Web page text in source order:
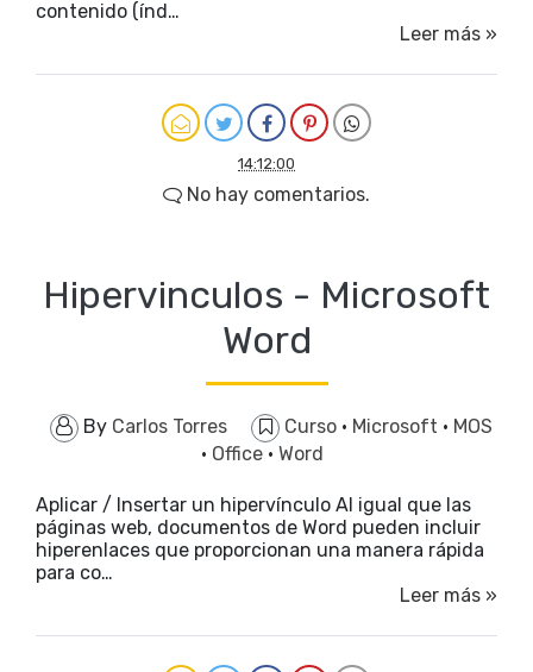
contenido (índ…
Leer más »
14:12:00
No hay comentarios.
Hipervinculos - Microsoft
Word
By Carlos Torres Curso · Microsoft · MOS
· Office · Word
Aplicar / Insertar un hipervínculo Al igual que las
páginas web, documentos de Word pueden incluir
hiperenlaces que proporcionan una manera rápida
para co…
Leer más »